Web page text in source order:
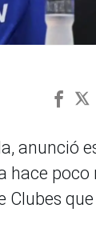
anunció
hace poco